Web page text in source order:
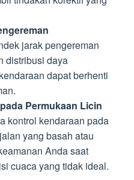
jarak pengereman
distribusi daya
dapat berhenti
Permukaan Licin
kontrol kendaraan pada
yang basah atau
Anda saat
cuaca yang tidak ideal.